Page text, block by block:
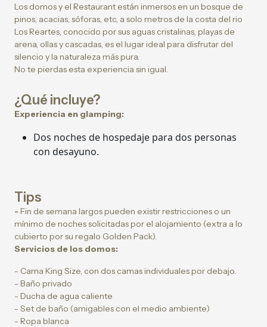
Los domos y el Restaurant están inmersos en un bosque de
pinos, acacias, sóforas, etc, a solo metros de la costa del rio
Los Reartes, conocido por sus aguas cristalinas, playas de
arena, ollas y cascadas, es el lugar ideal para disfrutar del
silencio y la naturaleza más pura.
No te pierdas esta experiencia sin igual.
¿Qué incluye?
Experiencia en glamping:
Dos noches de hospedaje para dos personas
con desayuno.
Tips
- Fin de semana largos pueden existir restricciones o un
mínimo de noches solicitadas por el alojamiento (extra a lo
cubierto por su regalo Golden Pack).
Servicios de los domos:
- Cama King Size, con dos camas individuales por debajo.
- Baño privado
- Ducha de agua caliente
- Set de baño (amigables con el medio ambiente)
- Ropa blanca